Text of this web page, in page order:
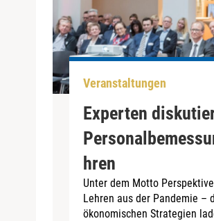
Veranstaltungen
Experten
hren
Unter dem Motto
Lehren aus der Pandemie –
ökonomischen Strategien